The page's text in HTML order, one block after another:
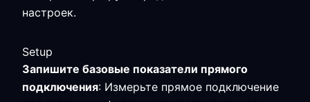
настроек.
Setup
Запишите базовые показатели прямого
подключения: Измерьте прямое подключение